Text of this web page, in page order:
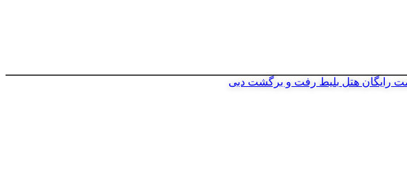
بلیط رفت و برگشت دبی